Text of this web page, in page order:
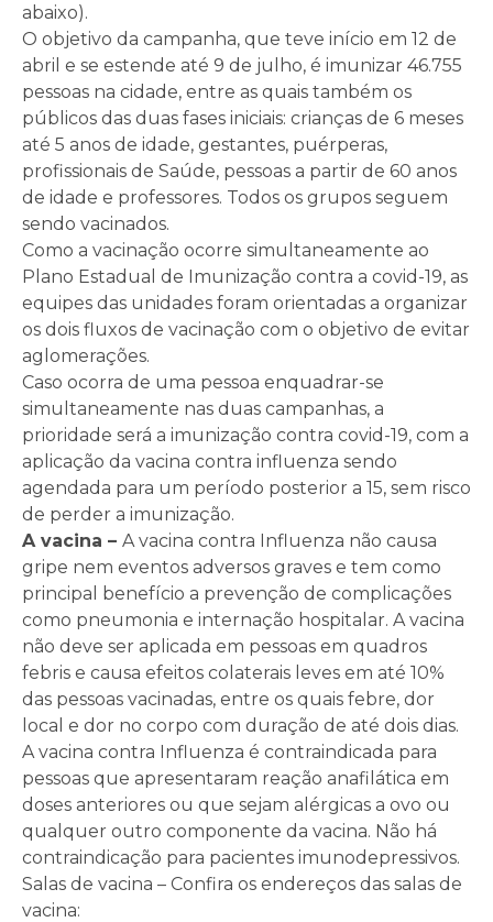
abaixo).
O objetivo da campanha, que teve início em 12 de
abril e se estende até 9 de julho, é imunizar 46.755
pessoas na cidade, entre as quais também os
públicos das duas fases iniciais: crianças de 6 meses
até 5 anos de idade, gestantes, puérperas,
profissionais de Saúde, pessoas a partir de 60 anos
de idade e professores. Todos os grupos seguem
sendo vacinados.
Como a vacinação ocorre simultaneamente ao
Plano Estadual de Imunização contra a covid-19, as
equipes das unidades foram orientadas a organizar
os dois fluxos de vacinação com o objetivo de evitar
aglomerações.
Caso ocorra de uma pessoa enquadrar-se
simultaneamente nas duas campanhas, a
prioridade será a imunização contra covid-19, com a
aplicação da vacina contra influenza sendo
agendada para um período posterior a 15, sem risco
de perder a imunização.
A vacina – A vacina contra Influenza não causa
gripe nem eventos adversos graves e tem como
principal benefício a prevenção de complicações
como pneumonia e internação hospitalar. A vacina
não deve ser aplicada em pessoas em quadros
febris e causa efeitos colaterais leves em até 10%
das pessoas vacinadas, entre os quais febre, dor
local e dor no corpo com duração de até dois dias.
A vacina contra Influenza é contraindicada para
pessoas que apresentaram reação anafilática em
doses anteriores ou que sejam alérgicas a ovo ou
qualquer outro componente da vacina. Não há
contraindicação para pacientes imunodepressivos.
Salas de vacina – Confira os endereços das salas de
vacina: